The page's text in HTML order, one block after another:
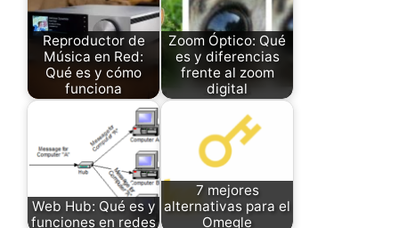
Reproductor de
Música en Red:
Qué es y cómo
funciona
Zoom Óptico: Qué
es y diferencias
frente al zoom
digital
Web Hub: Qué es y
funciones en redes
7 mejores
alternativas para el
Omegle